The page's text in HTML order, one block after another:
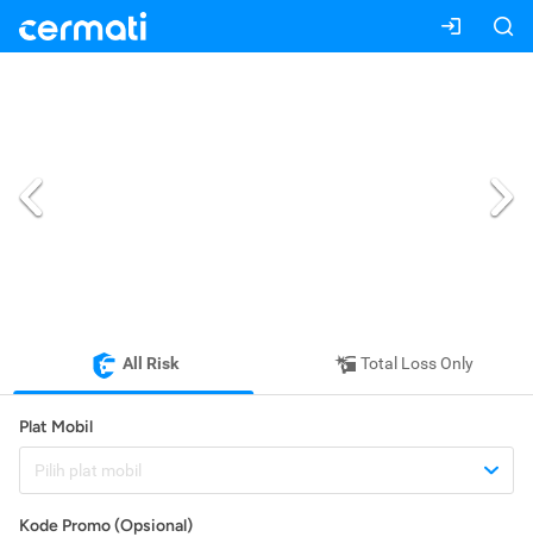
All Risk Total Loss Only
Plat Mobil
Pilih plat mobil
Kode Promo (Opsional)